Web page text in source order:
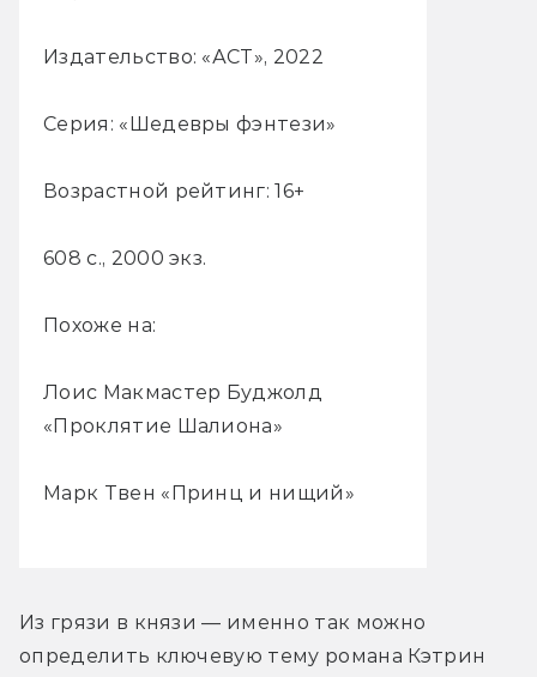
Издательство: «АСТ», 2022
Серия: «Шедевры фэнтези»
Возрастной рейтинг: 16+
608 с., 2000 экз.
Похоже на:
Лоис Макмастер Буджолд
«Проклятие Шалиона»
Марк Твен «Принц и нищий»
Из грязи в князи — именно так можно
определить ключевую тему романа Кэтрин